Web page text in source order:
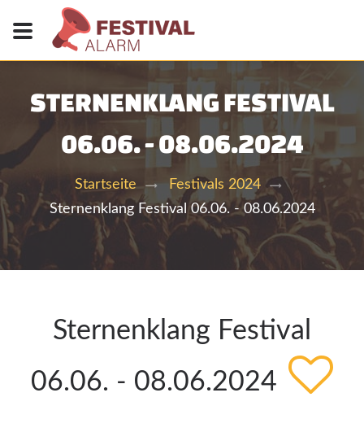
STERNENKLANG FESTIVAL
06.06. - 08.06.2024
Startseite
Festivals 2024
Sternenklang Festival 06.06. - 08.06.2024
Sternenklang Festival
06.06. - 08.06.2024